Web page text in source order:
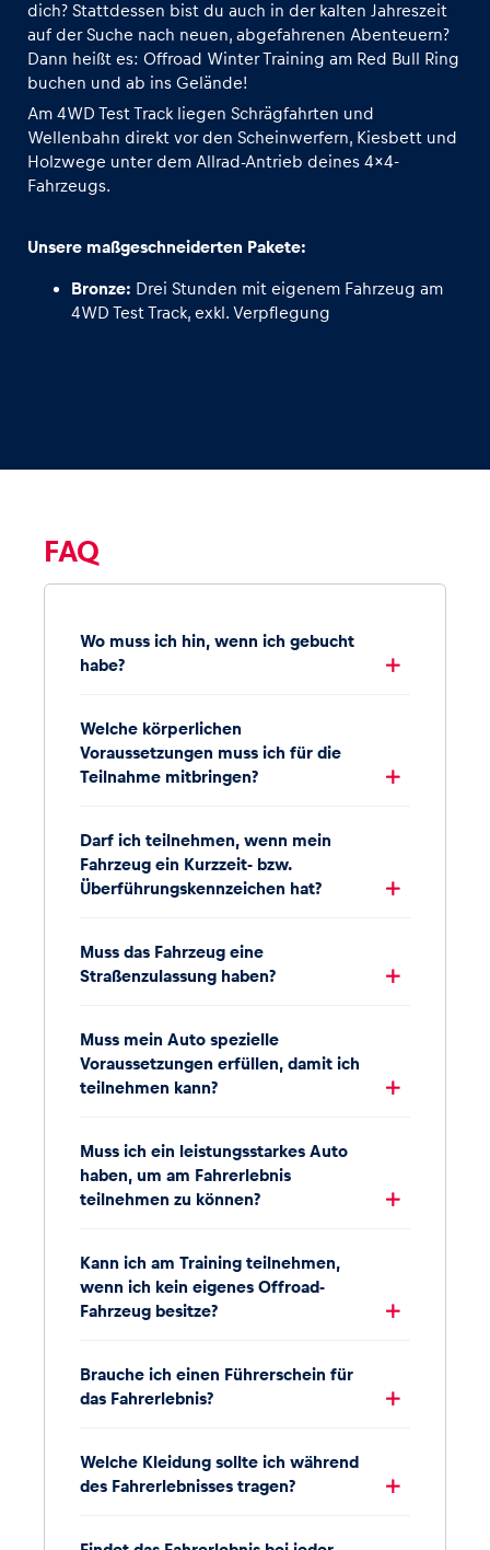
dich? Stattdessen bist du auch in der kalten Jahreszeit
auf der Suche nach neuen, abgefahrenen Abenteuern?
Dann heißt es: Offroad Winter Training am Red Bull Ring
buchen und ab ins Gelände!
Am 4WD Test Track liegen Schrägfahrten und
Wellenbahn direkt vor den Scheinwerfern, Kiesbett und
Holzwege unter dem Allrad-Antrieb deines 4x4-
Fahrzeugs.
Unsere maßgeschneiderten Pakete:
Bronze: Drei Stunden mit eigenem Fahrzeug am
4WD Test Track, exkl. Verpflegung
FAQ
Wo muss ich hin, wenn ich gebucht
habe?
Welche körperlichen
Voraussetzungen muss ich für die
Teilnahme mitbringen?
Darf ich teilnehmen, wenn mein
Fahrzeug ein Kurzzeit- bzw.
Überführungskennzeichen hat?
Muss das Fahrzeug eine
Straßenzulassung haben?
Muss mein Auto spezielle
Voraussetzungen erfüllen, damit ich
teilnehmen kann?
Muss ich ein leistungsstarkes Auto
haben, um am Fahrerlebnis
teilnehmen zu können?
Kann ich am Training teilnehmen,
wenn ich kein eigenes Offroad-
Fahrzeug besitze?
Brauche ich einen Führerschein für
das Fahrerlebnis?
Welche Kleidung sollte ich während
des Fahrerlebnisses tragen?